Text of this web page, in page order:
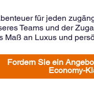
für jeden
Teams und der
an Luxus und
Fordern Sie ein
Economy-